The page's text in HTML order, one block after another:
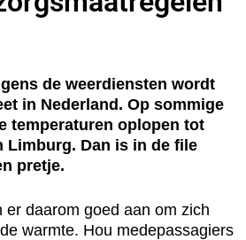
de weerdiensten wordt
in Nederland. Op sommige
temperaturen oplopen tot
Limburg. Dan is in de file
pretje.
er daarom goed aan om zich
warmte. Hou medepassagiers